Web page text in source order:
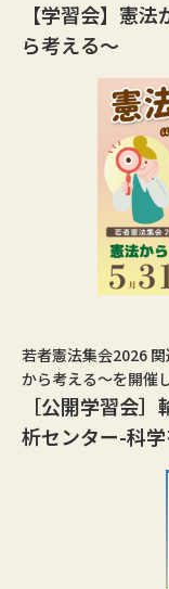
【学習会】憲
ら考える〜
若者憲法集会2026
から考える〜を開催
［公開学習会
析センター-科